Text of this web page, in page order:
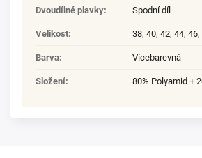
Dvoudílné plavky: Spodní díl
Velikost: 38, 40, 42, 44, 46,
Barva: Vícebarevná
Složení: 80% Polyamid +